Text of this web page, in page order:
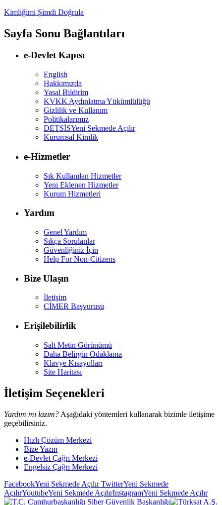
Kimliğimi Şimdi Doğrula
Sayfa Sonu Bağlantıları
e-Devlet Kapısı
English
Hakkımızda
Yasal Bildirim
KVKK Aydınlatma Yükümlülüğü
Gizlilik ve Kullanım
Politikalarımız
DETSİSYeni Sekmede Açılır
Kurumsal Kimlik
e-Hizmetler
Sık Kullanılan Hizmetler
Yeni Eklenen Hizmetler
Kurum Hizmetleri
Yardım
Genel Yardım
Sıkça Sorulanlar
Güvenliğiniz İçin
Help For Non-Citizens
Bize Ulaşın
İletişim
CİMER Başvurusu
Erişilebilirlik
Salt Metin Görünümü
Daha Belirgin Odaklama
Klavye Kısayolları
Site Haritası
İletişim Seçenekleri
Yardım mı lazım? Aşağıdaki yöntemleri kullanarak bizimle iletişime
geçebilirsiniz.
Hızlı Çözüm Merkezi
Bize Yazın
e-Devlet Çağrı Merkezi
Engelsiz Çağrı Merkezi
FacebookYeni Sekmede AçılırTwitterYeni Sekmede
AçılırYoutubeYeni Sekmede AçılırInstagramYeni Sekmede Açılır